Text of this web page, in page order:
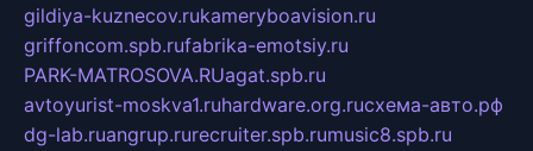
gildiya-kuznecov.rukameryboavision.ru
griffoncom.spb.rufabrika-emotsiy.ru
PARK-MATROSOVA.RUagat.spb.ru
avtoyurist-moskva1.ruhardware.org.ruсхема-авто.рф
dg-lab.ruangrup.rurecruiter.spb.rumusic8.spb.ru